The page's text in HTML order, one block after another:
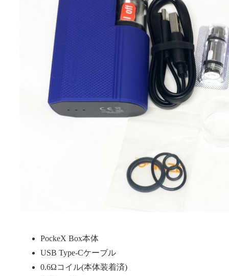
PockeX Box本体
USB Type-Cケーブル
0.6Ωコイル(本体装着済)